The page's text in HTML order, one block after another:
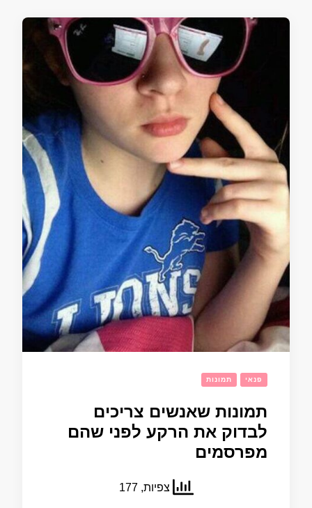
פנאי תמונות
תמונות שאנשים צריכים
לבדוק את הרקע לפני שהם
מפרסמים
צפיות, 177